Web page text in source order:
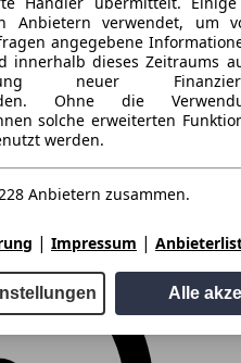
Anbietern verwendet, um
angegebene
innerhalb dieses Zeitraums
neuer
Ohne die
solche erweiterten
werden.
Anbietern zusammen.
| Impressum |
Alle
Einparkhilfe, Einparkhilfe
neu, LED, LED Scheinwerfer,
Spurhalteassistent,
D